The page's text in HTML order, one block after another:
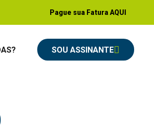
Pague sua Fatura AQUI
SOU ASSINANTE